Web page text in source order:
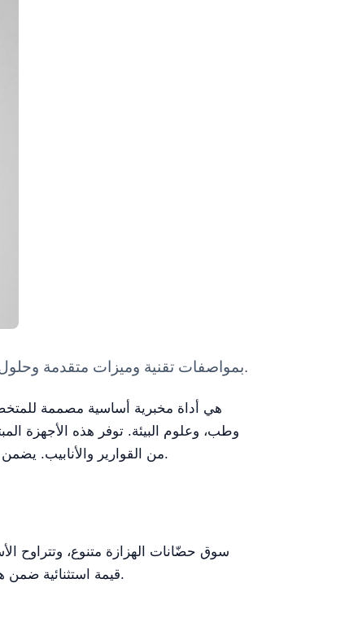
حاضنة الهز YR05759 - YR05759-1 — معدات مختبر Kalstein بمواصفات تقنية وميزات متقدمة وحلول مهنية معتمدة للاستخدام العلمي.
وطب، وعلوم البيئة. توفر هذه الأجهزة
من القوارير والأنابيب. يضمن تشغيلها المستقر والموثوق أداءً متسقًا أثناء العمل المتواصل، مما يجعلها أداة قيمة للبحوث والاختبارات الإنتاجية.
سوق حضّانات الهزازة متنوع، وتتراوح الأسعار عادة بين 5,500 و6,400 دولار أمريكي، وذلك اعتمادًا
قيمة استثنائية ضمن هذا النطاق، مما يجعلها خيارًا تنافسيًا للمختبرات التي تسعى إلى أداء عالٍ بتكلفة معقولة.